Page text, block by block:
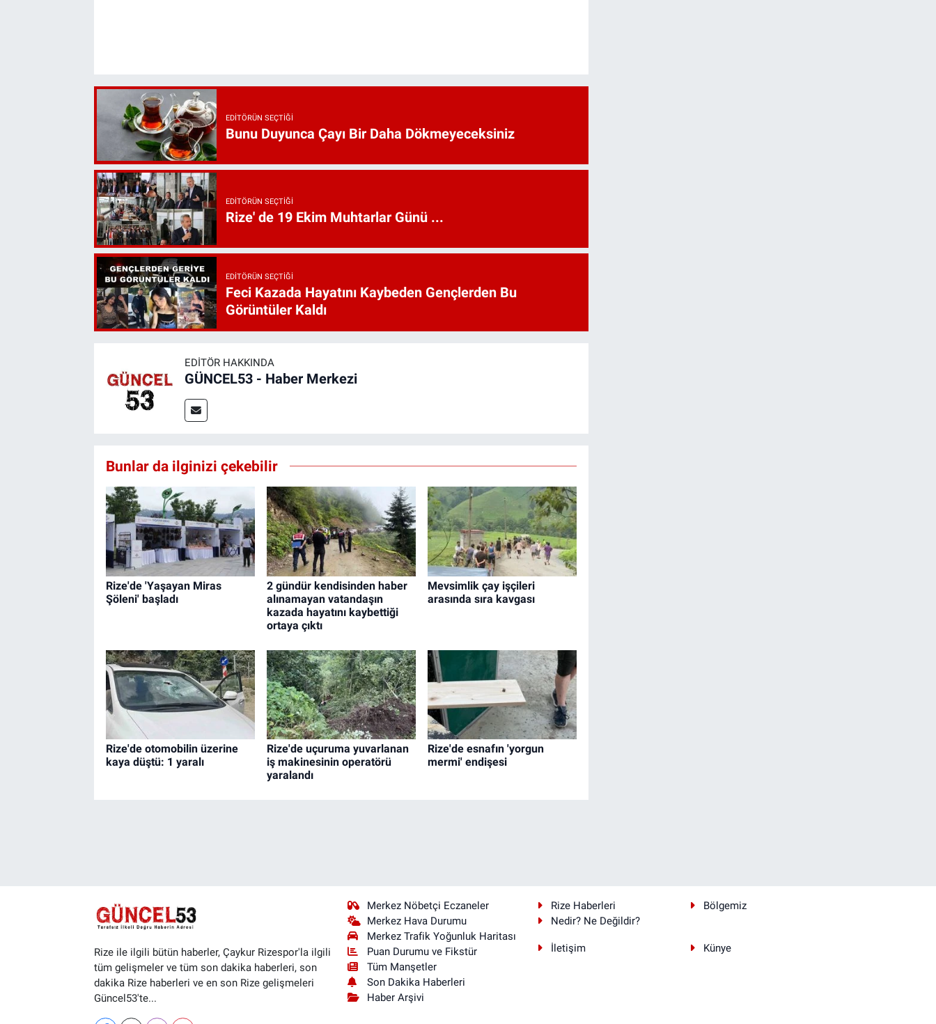
EDITÖRÜN SEÇTIĞI
Bunu Duyunca Çayı Bir Daha Dökmeyeceksiniz
EDITÖRÜN SEÇTIĞI
Rize' de 19 Ekim Muhtarlar Günü ...
EDITÖRÜN SEÇTIĞI
Feci Kazada Hayatını Kaybeden Gençlerden Bu
Görüntüler Kaldı
EDITÖR HAKKINDA
GÜNCEL53 - Haber Merkezi
Bunlar da ilginizi çekebilir
Rize'de 'Yaşayan Miras
Şöleni' başladı
2 gündür kendisinden haber
alınamayan vatandaşın
kazada hayatını kaybettiği
ortaya çıktı
Mevsimlik çay işçileri
arasında sıra kavgası
Rize'de otomobilin üzerine
kaya düştü: 1 yaralı
Rize'de uçuruma yuvarlanan
iş makinesinin operatörü
yaralandı
Rize'de esnafın 'yorgun
mermi' endişesi
Rize ile ilgili bütün haberler, Çaykur Rizespor'la ilgili
tüm gelişmeler ve tüm son dakika haberleri, son
dakika Rize haberleri ve en son Rize gelişmeleri
Güncel53'te...
Merkez Nöbetçi Eczaneler
Merkez Hava Durumu
Merkez Trafik Yoğunluk Haritası
Puan Durumu ve Fikstür
Tüm Manşetler
Son Dakika Haberleri
Haber Arşivi
Rize Haberleri
Bölgemiz
Nedir? Ne Değildir?
İletişim Künye